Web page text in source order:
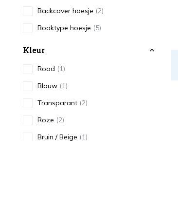
Backcover hoesje (2)
Booktype hoesje (5)
Kleur
Rood (1)
Blauw (1)
Transparant (2)
Roze (2)
Bruin / Beige (1)